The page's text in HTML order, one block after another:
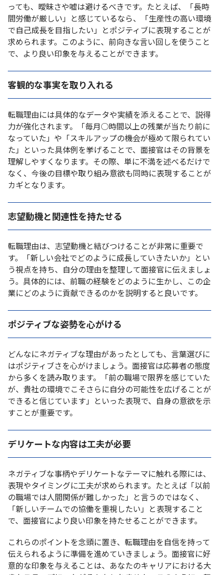
っても、曖昧さや嘘は避けるべきです。たとえば、「長時
間労働が厳しい」と感じているなら、「生産性の高い環境
で自己成長を目指したい」とポジティブに表現することが
求められます。このように、前向きな言い回しを使うこと
で、より良い印象を与えることができます。
客観的な事実を取り入れる
転職理由には具体的なデータや実績を添えることで、説得
力が強化されます。「毎月○時間以上の残業が当たり前に
なっていた」や「スキルアップの機会が極めて限られてい
た」といった具体例を挙げることで、面接官はその背景を
理解しやすくなります。その際、単に不満を述べるだけで
なく、今後の目標や取り組み意欲も同時に表現することが
カギとなります。
志望動機と関連性を持たせる
転職理由は、志望動機と結びつけることが非常に重要で
す。「新しい会社でどのように成長していきたいか」とい
う視点を持ち、自分の理由を整理して面接官に伝えましょ
う。具体的には、前職の経験をどのように生かし、この企
業にどのように貢献できるのかを説明すると良いです。
ポジティブな姿勢を心がける
どんなにネガティブな理由があったとしても、言葉選びに
はポジティブさを心がけましょう。面接官は応募者の態度
から多くを読み取ります。「前の職場で限界を感じていた
が、貴社の環境でこそさらに自分の可能性を広げることが
できると信じています」といった表現で、自身の意欲を示
すことが重要です。
デリケートな内容は工夫が必要
ネガティブな事柄やデリケートなテーマに触れる際には、
表現やタイミングに工夫が求められます。たとえば「以前
の職場では人間関係が難しかった」と言うのではなく、
「新しいチームでの協働を重視したい」と表現すること
で、面接官により良い印象を持たせることができます。
これらのポイントを念頭に置き、転職理由を自信を持って
伝えられるように準備を進めていきましょう。面接官に好
意的な印象を与えることは、あなたのキャリアにおける大